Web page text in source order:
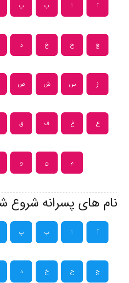
آ ا ب پ
چ ح خ د
ژ س ش ص
ع غ ف ق
م ن و
نام های پسرانه شروع
آ ا ب پ
چ ح خ د